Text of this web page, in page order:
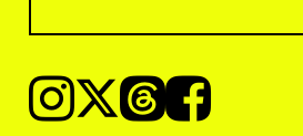
Instagram𝕏ThreadsFacebook